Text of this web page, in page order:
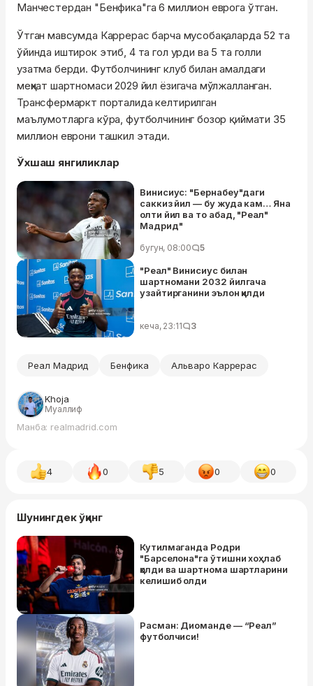
Манчестердан "Бенфика"га 6 миллион еврога ўтган.
Ўтган мавсумда Каррерас барча мусобақаларда 52 та
ўйинда иштирок этиб, 4 та гол урди ва 5 та голли
узатма берди. Футболчининг клуб билан амалдаги
меҳнат шартномаси 2029 йил ёзигача мўлжалланган.
Трансфермаркт порталида келтирилган
маълумотларга кўра, футболчининг бозор қиймати 35
миллион еврони ташкил этади.
Ўхшаш янгиликлар
Винисиус: "Бернабеу"даги
саккиз йил — бу жуда кам… Яна
олти йил ва то абад, "Реал"
Мадрид"
бугун, 08:00 5
"Реал" Винисиус билан
шартномани 2032 йилгача
узайтирганини эълон қилди
кеча, 23:11 3
Реал Мадрид Бенфика Альваро Каррерас
Khoja
Муаллиф
Манба: realmadrid.com
4 0 5 0 0
Шунингдек ўқинг
Кутилмаганда Родри
"Барселона"га ўтишни хоҳлаб
қолди ва шартнома шартларини
келишиб олди
Расман: Диоманде — “Реал”
футболчиси!